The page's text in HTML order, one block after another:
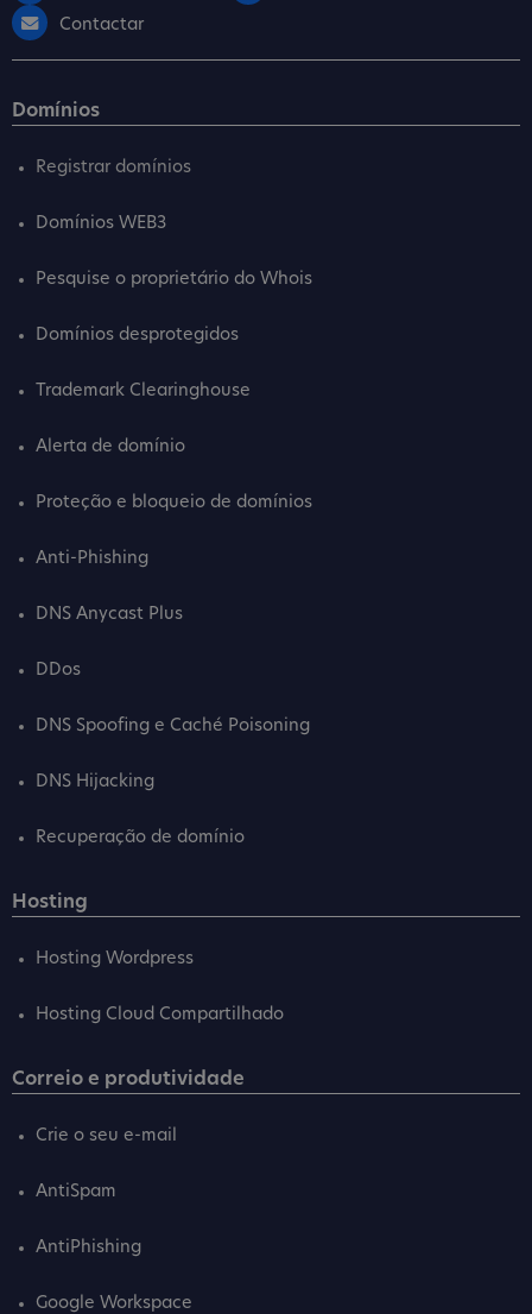
Contactar
Domínios
Registrar domínios
Domínios WEB3
Pesquise o proprietário do Whois
Domínios desprotegidos
Trademark Clearinghouse
Alerta de domínio
Proteção e bloqueio de domínios
Anti-Phishing
DNS Anycast Plus
DDos
DNS Spoofing e Caché Poisoning
DNS Hijacking
Recuperação de domínio
Hosting
Hosting Wordpress
Hosting Cloud Compartilhado
Correio e produtividade
Crie o seu e-mail
AntiSpam
AntiPhishing
Google Workspace